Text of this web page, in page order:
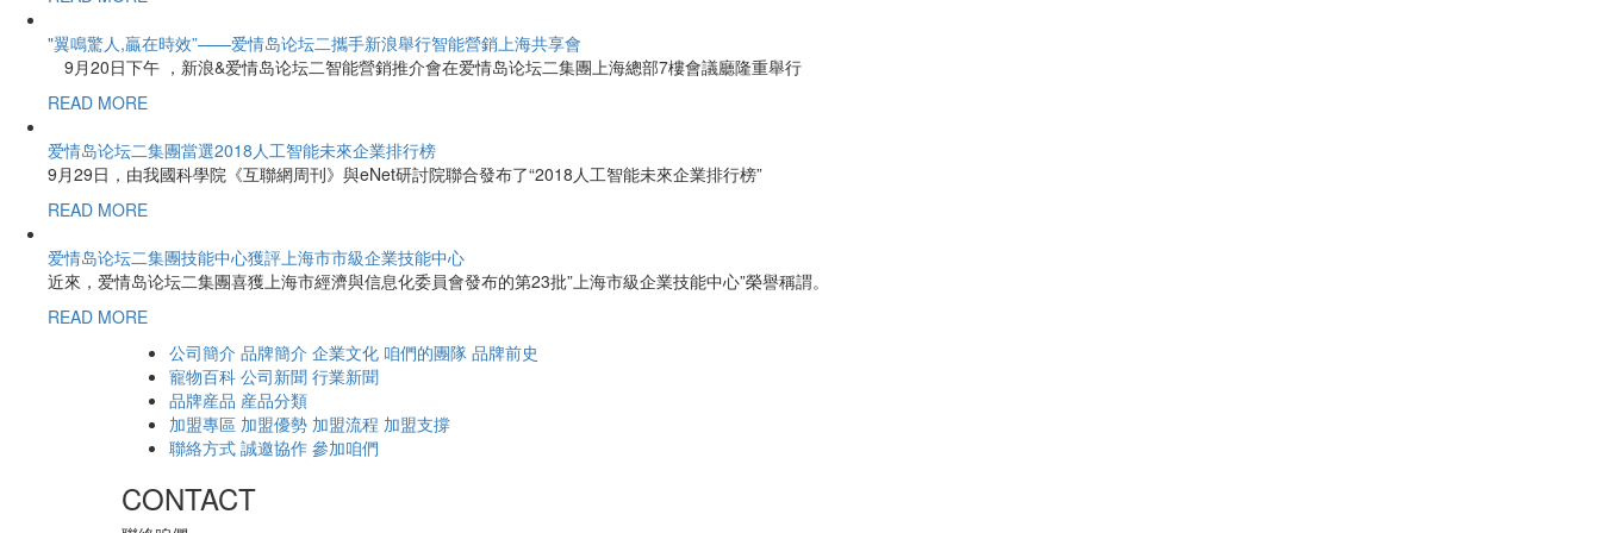
"翼鳴驚人,贏在時效”——爱情岛论坛二攜手新浪舉行智能營銷上海共享會
9月20日下午 ，新浪&爱情岛论坛二智能營銷推介會在爱情岛论坛二集團上海總部7樓會議廳隆重舉行
READ MORE
爱情岛论坛二集團當選2018人工智能未來企業排行榜
9月29日，由我國科學院《互聯網周刊》與eNet研討院聯合發布了“2018人工智能未來企業排行榜”
READ MORE
爱情岛论坛二集團技能中心獲評上海市市級企業技能中心
近來，爱情岛论坛二集團喜獲上海市經濟與信息化委員會發布的第23批”上海市級企業技能中心”榮譽稱謂。
READ MORE
公司簡介 品牌簡介 企業文化 咱們的團隊 品牌前史
寵物百科 公司新聞 行業新聞
品牌産品 産品分類
加盟專區 加盟優勢 加盟流程 加盟支撐
聯絡方式 誠邀協作 參加咱們
CONTACT